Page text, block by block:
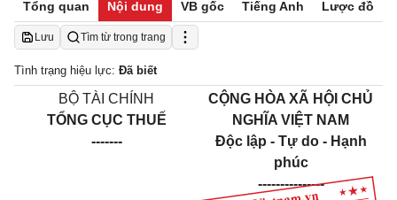
Tổng quan Nội dung VB gốc Tiếng Anh Lược đồ
Lưu Tìm từ trong trang
Tình trạng hiệu lực: Đã biết
BỘ TÀI CHÍNH
TỔNG CỤC THUẾ
-------
CỘNG HÒA XÃ HỘI CHỦ
NGHĨA VIỆT NAM
Độc lập - Tự do - Hạnh
phúc
---------------